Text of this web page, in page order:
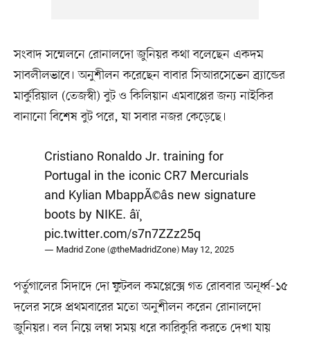
সংবাদ সম্মেলনে রোনালদো জুনিয়র কথা বলেছেন একদম
সাবলীলভাবে। অনুশীলন করেছেন বাবার সিআরসেভেন ব্র্যান্ডের
মার্কুরিয়াল (তেজস্বী) বুট ও কিলিয়ান এমবাপ্পের জন্য নাইকির
বানানো বিশেষ বুট পরে, যা সবার নজর কেড়েছে।
Cristiano Ronaldo Jr. training for
Portugal in the iconic CR7 Mercurials
and Kylian MbappÃ©âs new signature
boots by NIKE. âï¸
pic.twitter.com/s7n7ZZz25q
— Madrid Zone (@theMadridZone) May 12, 2025
পর্তুগালের সিদাদে দো ফুটবল কমপ্লেক্সে গত রোববার অনূর্ধ্ব-১৫
দলের সঙ্গে প্রথমবারের মতো অনুশীলন করেন রোনালদো
জুনিয়র। বল নিয়ে লম্বা সময় ধরে কারিকুরি করতে দেখা যায়